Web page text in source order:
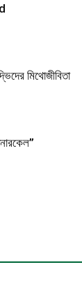
মিথোজীবিতা